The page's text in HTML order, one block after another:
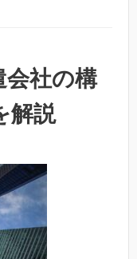
会社の構
解説